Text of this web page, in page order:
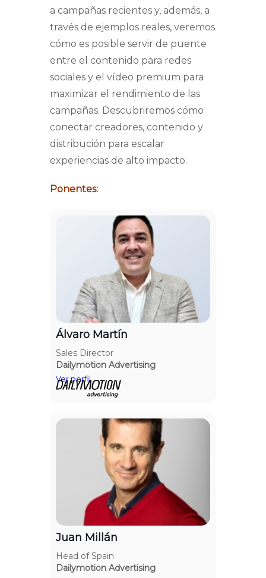
a campañas recientes y, además, a
través de ejemplos reales, veremos
cómo es posible servir de puente
entre el contenido para redes
sociales y el vídeo premium para
maximizar el rendimiento de las
campañas. Descubriremos cómo
conectar creadores, contenido y
distribución para escalar
experiencias de alto impacto.
Ponentes:
Álvaro Martín
Sales Director
Dailymotion Advertising
Juan Millán
Head of Spain
Dailymotion Advertising